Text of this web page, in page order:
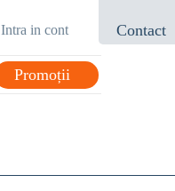
Intra in cont Contact
Promoții 021.433.03.27